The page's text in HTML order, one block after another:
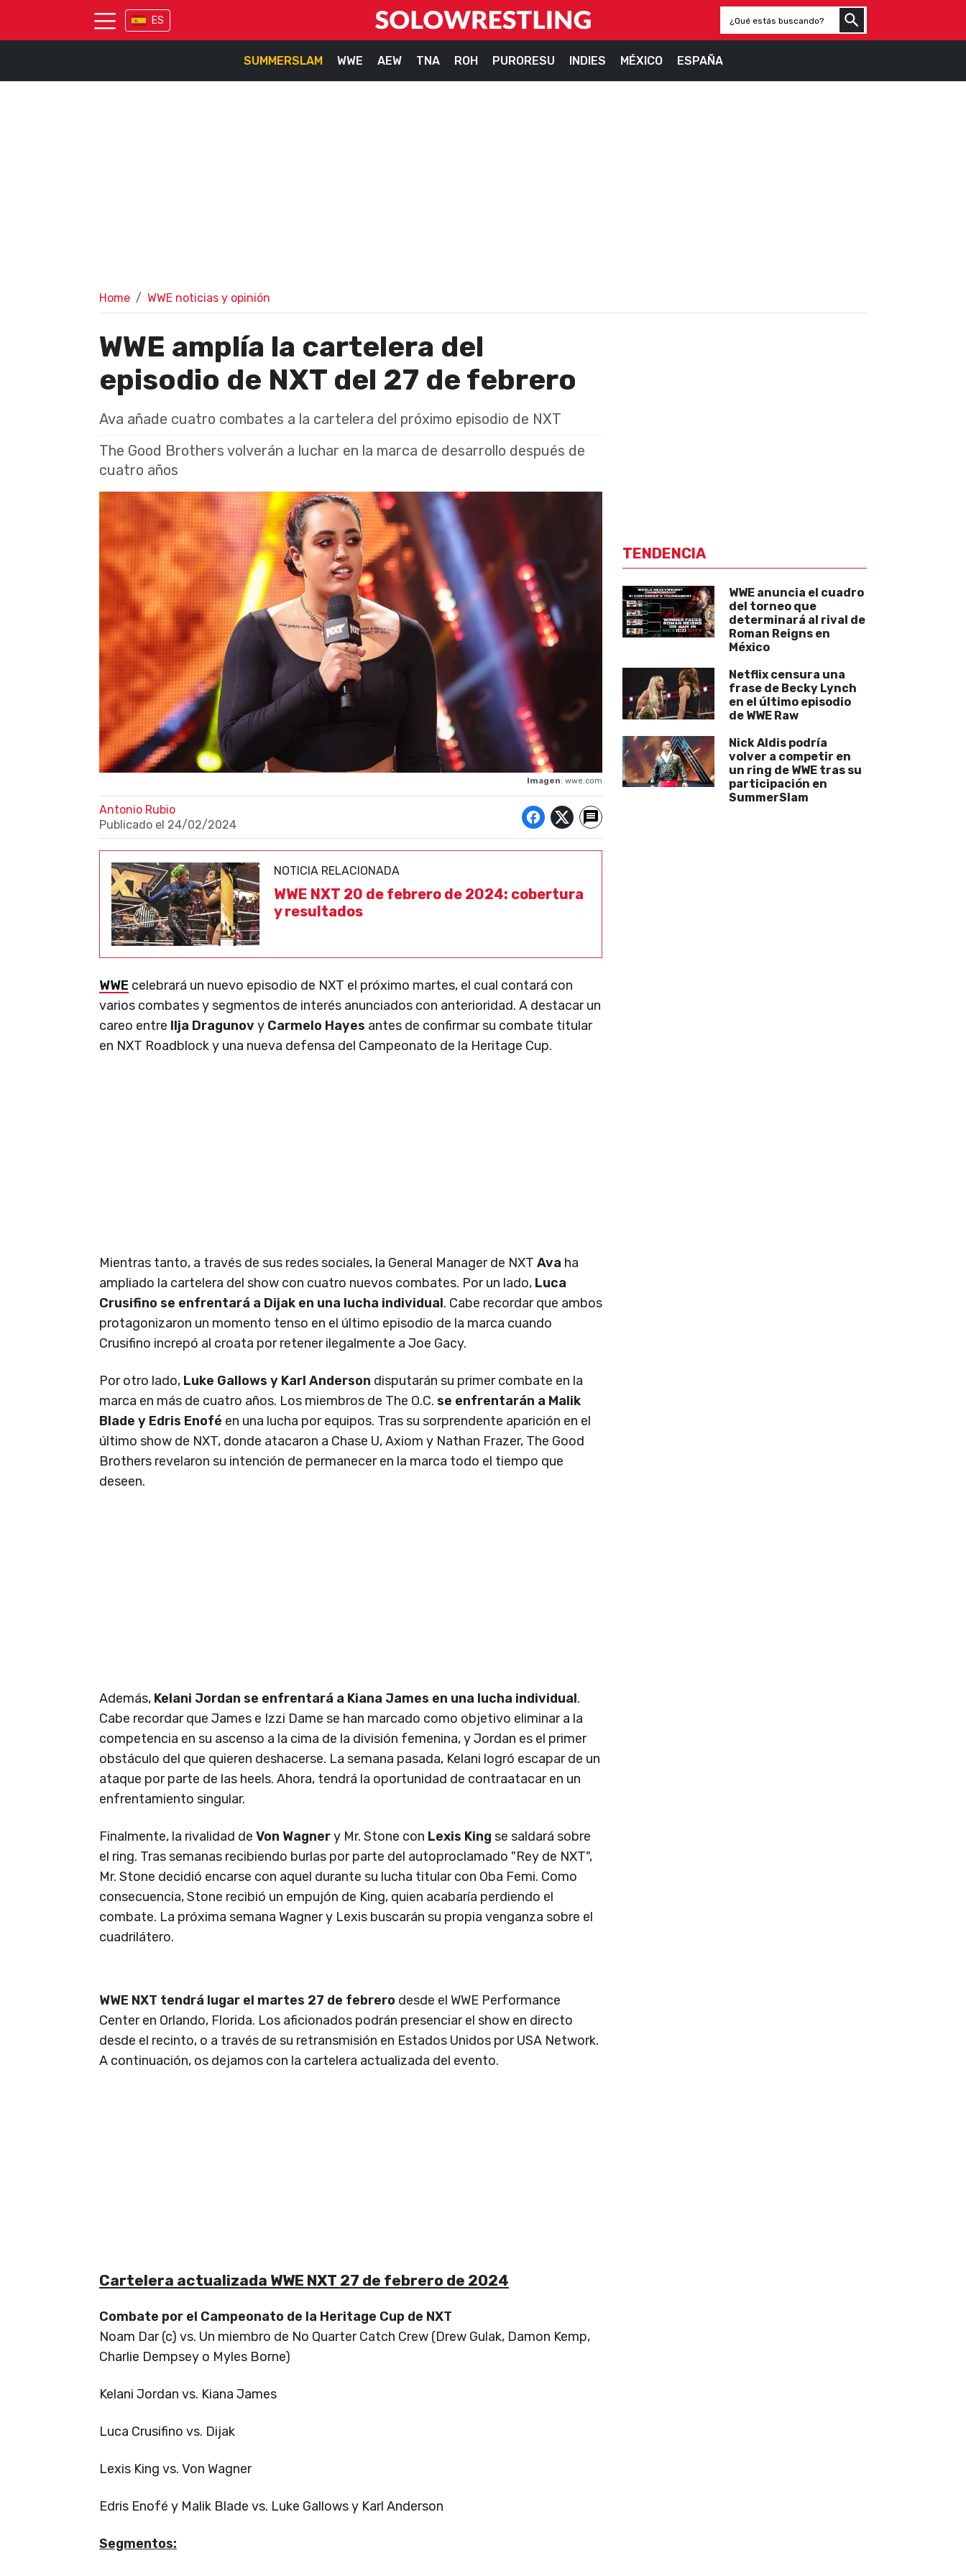
ES
SUMMERSLAM WWE AEW TNA ROH PURORESU INDIES MÉXICO ESPAÑA
Home WWE noticias y opinión
WWE amplía la cartelera del
episodio de NXT del 27 de febrero
Ava añade cuatro combates a la cartelera del próximo episodio de NXT
The Good Brothers volverán a luchar en la marca de desarrollo después de
cuatro años
Imagen: wwe.com
Antonio Rubio
Publicado el 24/02/2024
NOTICIA RELACIONADA
WWE NXT 20 de febrero de 2024: cobertura
y resultados
WWE celebrará un nuevo episodio de NXT el próximo martes, el cual contará con
varios combates y segmentos de interés anunciados con anterioridad. A destacar un
careo entre Ilja Dragunov y Carmelo Hayes antes de confirmar su combate titular
en NXT Roadblock y una nueva defensa del Campeonato de la Heritage Cup.
Mientras tanto, a través de sus redes sociales, la General Manager de NXT Ava ha
ampliado la cartelera del show con cuatro nuevos combates. Por un lado, Luca
Crusifino se enfrentará a Dijak en una lucha individual. Cabe recordar que ambos
protagonizaron un momento tenso en el último episodio de la marca cuando
Crusifino increpó al croata por retener ilegalmente a Joe Gacy.
Por otro lado, Luke Gallows y Karl Anderson disputarán su primer combate en la
marca en más de cuatro años. Los miembros de The O.C. se enfrentarán a Malik
Blade y Edris Enofé en una lucha por equipos. Tras su sorprendente aparición en el
último show de NXT, donde atacaron a Chase U, Axiom y Nathan Frazer, The Good
Brothers revelaron su intención de permanecer en la marca todo el tiempo que
deseen.
Además, Kelani Jordan se enfrentará a Kiana James en una lucha individual.
Cabe recordar que James e Izzi Dame se han marcado como objetivo eliminar a la
competencia en su ascenso a la cima de la división femenina, y Jordan es el primer
obstáculo del que quieren deshacerse. La semana pasada, Kelani logró escapar de un
ataque por parte de las heels. Ahora, tendrá la oportunidad de contraatacar en un
enfrentamiento singular.
Finalmente, la rivalidad de Von Wagnery Mr. Stone con Lexis King se saldará sobre
el ring. Tras semanas recibiendo burlas por parte del autoproclamado "Rey de NXT",
Mr. Stone decidió encarse con aquel durante su lucha titular con Oba Femi. Como
consecuencia, Stone recibió un empujón de King, quien acabaría perdiendo el
combate. La próxima semana Wagner y Lexis buscarán su propia venganza sobre el
cuadrilátero.
WWE NXT tendrá lugar el martes 27 de febrero desde el WWE Performance
Center en Orlando, Florida. Los aficionados podrán presenciar el show en directo
desde el recinto, o a través de su retransmisión en Estados Unidos por USA Network.
A continuación, os dejamos con la cartelera actualizada del evento.
Cartelera actualizada WWE NXT 27 de febrero de 2024
Combate por el Campeonato de la Heritage Cup de NXT
Noam Dar (c) vs. Un miembro de No Quarter Catch Crew (Drew Gulak, Damon Kemp,
Charlie Dempsey o Myles Borne)
Kelani Jordan vs. Kiana James
Luca Crusifino vs. Dijak
Lexis King vs. Von Wagner
Edris Enofé y Malik Blade vs. Luke Gallows y Karl Anderson
Segmentos:
TENDENCIA
WWE anuncia el cuadro
del torneo que
determinará al rival de
Roman Reigns en
México
Netflix censura una
frase de Becky Lynch
en el último episodio
de WWE Raw
Nick Aldis podría
volver a competir en
un ring de WWE tras su
participación en
SummerSlam